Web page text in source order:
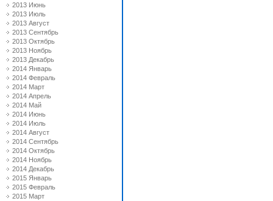
2013 Июнь
2013 Июль
2013 Август
2013 Сентябрь
2013 Октябрь
2013 Ноябрь
2013 Декабрь
2014 Январь
2014 Февраль
2014 Март
2014 Апрель
2014 Май
2014 Июнь
2014 Июль
2014 Август
2014 Сентябрь
2014 Октябрь
2014 Ноябрь
2014 Декабрь
2015 Январь
2015 Февраль
2015 Март